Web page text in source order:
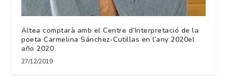
Altea comptarà amb el Centre d’Interpretació de la
poeta Carmelina Sánchez-Cutillas en l’any 2020el
año 2020
27/12/2019